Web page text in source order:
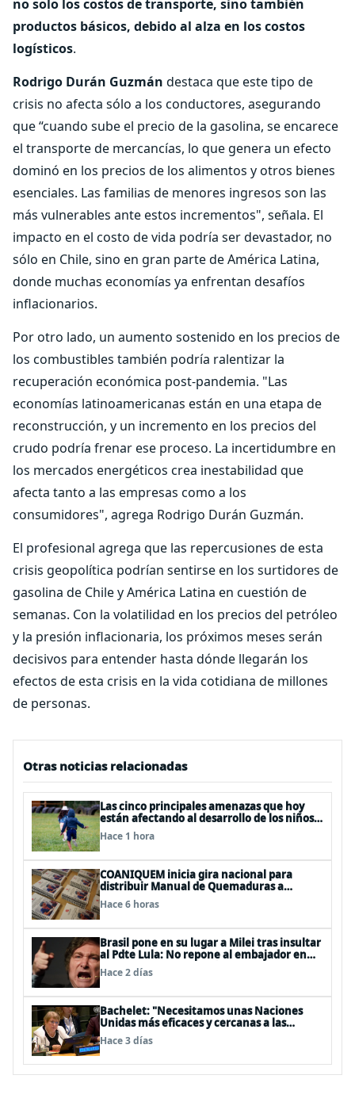
no solo los costos de transporte, sino también
productos básicos, debido al alza en los costos
logísticos.
Rodrigo Durán Guzmán destaca que este tipo de
crisis no afecta sólo a los conductores, asegurando
que “cuando sube el precio de la gasolina, se encarece
el transporte de mercancías, lo que genera un efecto
dominó en los precios de los alimentos y otros bienes
esenciales. Las familias de menores ingresos son las
más vulnerables ante estos incrementos", señala. El
impacto en el costo de vida podría ser devastador, no
sólo en Chile, sino en gran parte de América Latina,
donde muchas economías ya enfrentan desafíos
inflacionarios.
Por otro lado, un aumento sostenido en los precios de
los combustibles también podría ralentizar la
recuperación económica post-pandemia. "Las
economías latinoamericanas están en una etapa de
reconstrucción, y un incremento en los precios del
crudo podría frenar ese proceso. La incertidumbre en
los mercados energéticos crea inestabilidad que
afecta tanto a las empresas como a los
consumidores", agrega Rodrigo Durán Guzmán.
El profesional agrega que las repercusiones de esta
crisis geopolítica podrían sentirse en los surtidores de
gasolina de Chile y América Latina en cuestión de
semanas. Con la volatilidad en los precios del petróleo
y la presión inflacionaria, los próximos meses serán
decisivos para entender hasta dónde llegarán los
efectos de esta crisis en la vida cotidiana de millones
de personas.
Otras noticias relacionadas
Las cinco principales amenazas que hoy
están afectando al desarrollo de los niños
en Chile
Hace 1 hora
COANIQUEM inicia gira nacional para
distribuir Manual de Quemaduras a
profesionales de la salud
Hace 6 horas
Brasil pone en su lugar a Milei tras insultar
al Pdte Lula: No repone al embajador en
BBSS y rebaja la relación bilateral
Hace 2 días
Bachelet: "Necesitamos unas Naciones
Unidas más eficaces y cercanas a las
personas"
Hace 3 días